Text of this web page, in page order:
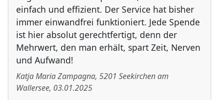
einfach und effizient. Der Service hat bisher
immer einwandfrei funktioniert. Jede Spende
ist hier absolut gerechtfertigt, denn der
Mehrwert, den man erhält, spart Zeit, Nerven
und Aufwand!
Katja Maria Zampagna, 5201 Seekirchen am
Wallersee, 03.01.2025